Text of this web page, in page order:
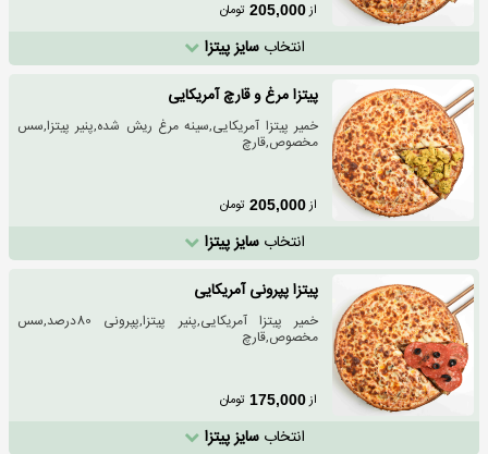
از205,000 تومان
انتخابسایز پیتزا
پیتزا مرغ و قارچ آمریکایی
خمیر پیتزا آمریکایی,سینه مرغ ریش شده,پنیر پیتزا,سس
مخصوص,قارچ
از205,000 تومان
انتخابسایز پیتزا
پیتزا پپرونی آمریکایی
خمیر پیتزا آمریکایی,پنیر پیتزا,پپرونی 80درصد,سس
مخصوص,قارچ
از175,000 تومان
انتخابسایز پیتزا